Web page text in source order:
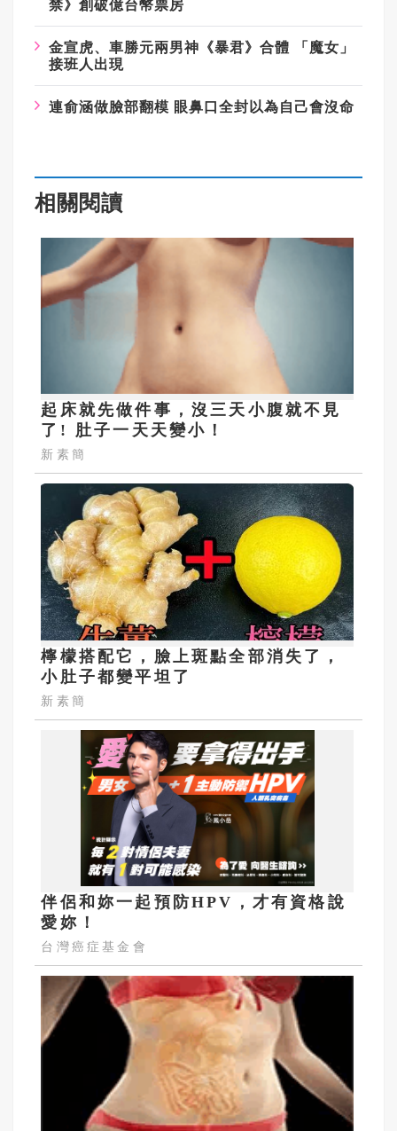
禁》創破億台幣票房
金宣虎、車勝元兩男神《暴君》合體
「魔女」
接班人出現
連俞涵做臉部翻模 眼鼻口全封以為自己會沒命
相關閱讀
起床就先做件事，沒三天小腹就不見
了! 肚子一天天變小！
新素簡
檸檬搭配它，臉上斑點全部消失了，
小肚子都變平坦了
新素簡
伴侶和妳一起預防HPV，才有資格說
愛妳！
台灣癌症基金會